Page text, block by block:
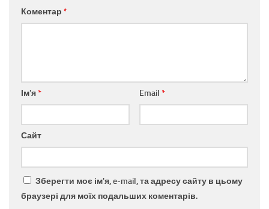
Коментар *
Ім'я* Email *
Сайт
Зберегти моє ім'я, e-mail, та адресу сайту в цьому
браузері для моїх подальших коментарів.